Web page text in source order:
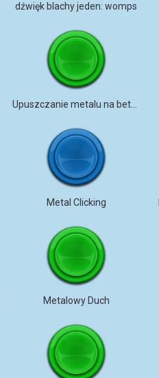
dźwięk blachy jeden: womps
Metal Clicking
Metalowy Duch